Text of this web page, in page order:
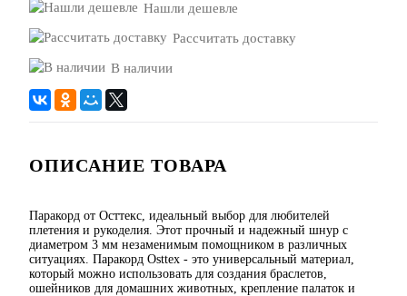
Нашли дешевле
Рассчитать доставку
В наличии
ОПИСАНИЕ ТОВАРА
Паракорд от Осттекс, идеальный выбор для любителей
плетения и рукоделия. Этот прочный и надежный шнур с
диаметром 3 мм незаменимым помощником в различных
ситуациях. Паракорд Osttex - это универсальный материал,
который можно использовать для создания браслетов,
ошейников для домашних животных, крепление палаток и